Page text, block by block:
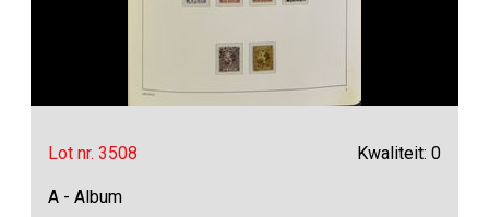
Lot nr. 3508 Kwaliteit: 0
A - Album